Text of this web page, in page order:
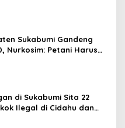
Sukabumi Gandeng
Nurkosim: Petani Harus
di Sukabumi Sita 22
Ilegal di Cidahu dan